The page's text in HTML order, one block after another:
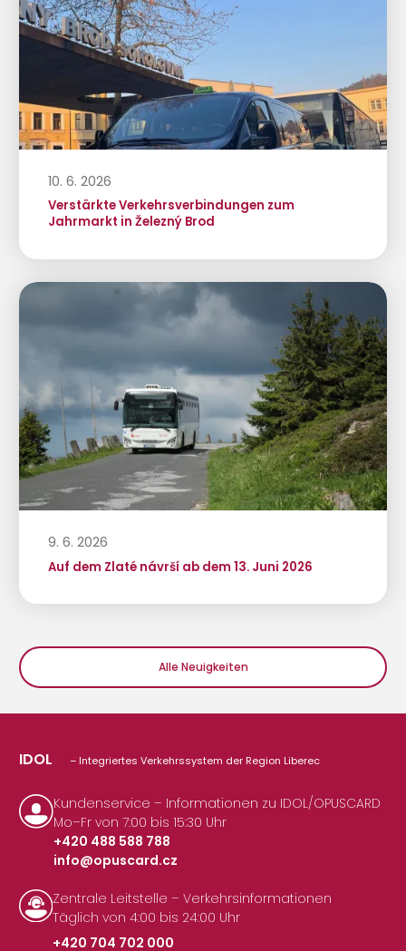
10. 6. 2026
Verstärkte Verkehrsverbindungen zum
Jahrmarkt in Železný Brod
9. 6. 2026
Auf dem Zlaté návrší ab dem 13. Juni 2026
Alle Neuigkeiten
IDOL – Integriertes Verkehrssystem der Region Liberec
Kundenservice – Informationen zu IDOL/OPUSCARD
Mo–Fr von 7:00 bis 15:30 Uhr
+420 488 588 788
|
info@opuscard.cz
Zentrale Leitstelle – Verkehrsinformationen
Täglich von 4:00 bis 24:00 Uhr
+420 704 702 000